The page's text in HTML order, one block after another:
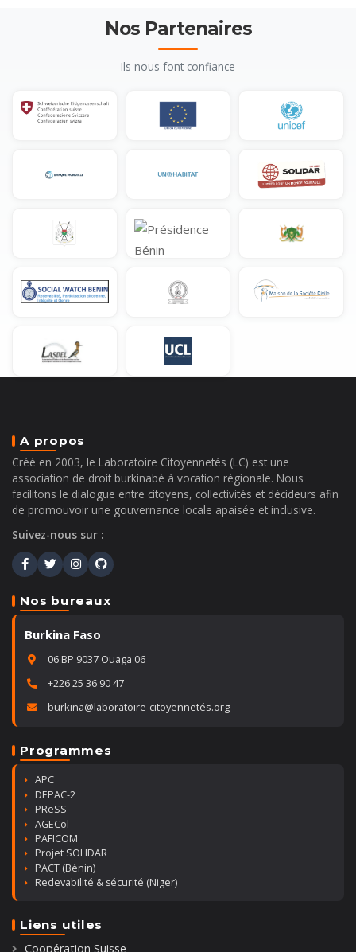
Nos Partenaires
Ils nous font confiance
A propos
Créé en 2003, le Laboratoire Citoyennetés (LC) est une
association de droit burkinabè à vocation régionale. Nous
facilitons le dialogue entre citoyens, collectivités et décideurs afin
de promouvoir une gouvernance locale apaisée et inclusive.
Suivez-nous sur :
Nos bureaux
Burkina Faso
06 BP 9037 Ouaga 06
+226 25 36 90 47
burkina@laboratoire-citoyennetés.org
Programmes
APC
DEPAC-2
PReSS
AGECol
PAFICOM
Projet SOLIDAR
PACT (Bénin)
Redevabilité & sécurité (Niger)
Liens utiles
Coopération Suisse